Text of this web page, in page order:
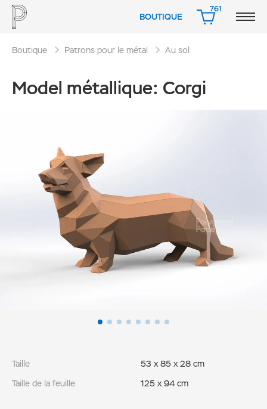
BOUTIQUE
761
PANIER
Boutique Patrons pour le métal Au sol
Model métallique: Corgi
Taille
53 х 85 х 28 cm
Taille de la feuille
125 х 94 cm